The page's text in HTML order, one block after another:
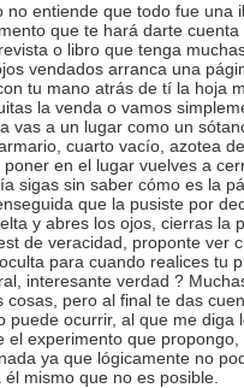
no entiende que todo fue una
que te hará darte cuenta
o libro que tenga
vendados arranca una
tu mano atrás de tí la hoja
la venda o vamos
vas a un lugar como un
cuarto vacío, azotea
en el lugar vuelves a
sigas sin saber cómo es la
que la pusiste por
y abres los ojos, cierras la
de veracidad, proponte ver
para cuando realices tu
interesante verdad ?
cosas, pero al final te das
puede ocurrir, al que me diga
el experimento que propongo,
ya que lógicamente no
mismo que no es posible.